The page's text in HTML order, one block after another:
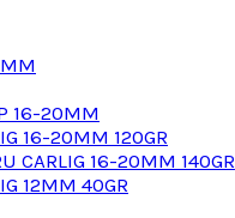
16-20MM
16-20MM 120GR
CARLIG 16-20MM 140GR
12MM 40GR